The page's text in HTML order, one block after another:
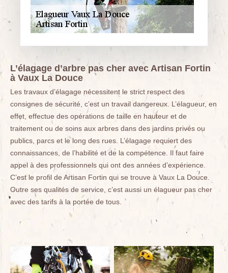
L’élagage d’arbre pas cher avec Artisan Fortin
à Vaux La Douce
Les travaux d’élagage nécessitent le strict respect des
consignes de sécurité, c’est un travail dangereux. L’élagueur, en
effet, effectue des opérations de taille en hauteur et de
traitement ou de soins aux arbres dans des jardins privés ou
publics, parcs et le long des rues. L’élagage requiert des
connaissances, de l’habilité et de la compétence. Il faut faire
appel à des professionnels qui ont des années d’expérience.
C’est le profil de Artisan Fortin qui se trouve à Vaux La Douce.
Outre ses qualités de service, c’est aussi un élagueur pas cher
avec des tarifs à la portée de tous.